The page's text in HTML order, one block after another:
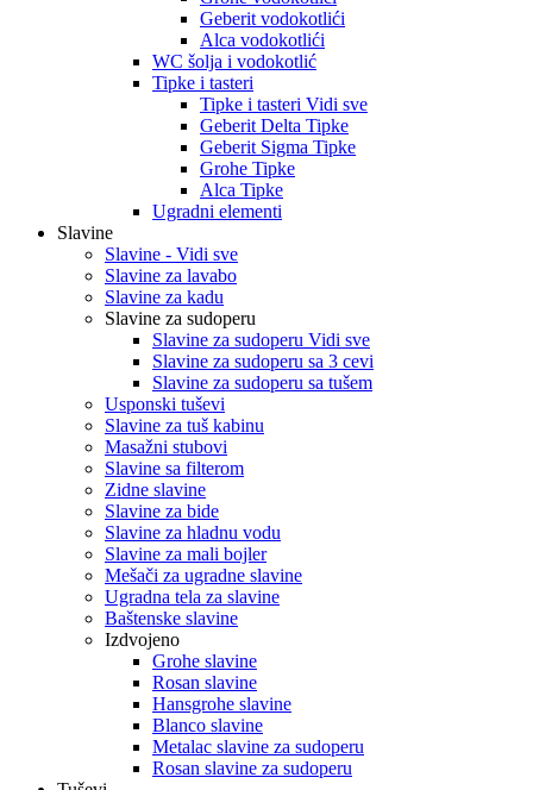
Geberit vodokotlići
Alca vodokotlići
WC šolja i vodokotlić
Tipke i tasteri
Tipke i tasteri Vidi sve
Geberit Delta Tipke
Geberit Sigma Tipke
Grohe Tipke
Alca Tipke
Ugradni elementi
Slavine
Slavine - Vidi sve
Slavine za lavabo
Slavine za kadu
Slavine za sudoperu
Slavine za sudoperu Vidi sve
Slavine za sudoperu sa 3 cevi
Slavine za sudoperu sa tušem
Usponski tuševi
Slavine za tuš kabinu
Masažni stubovi
Slavine sa filterom
Zidne slavine
Slavine za bide
Slavine za hladnu vodu
Slavine za mali bojler
Mešači za ugradne slavine
Ugradna tela za slavine
Baštenske slavine
Izdvojeno
Grohe slavine
Rosan slavine
Hansgrohe slavine
Blanco slavine
Metalac slavine za sudoperu
Rosan slavine za sudoperu